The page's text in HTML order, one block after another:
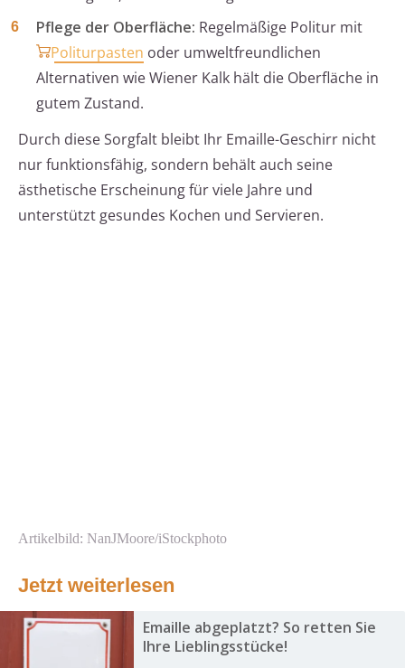
Pflege der Oberfläche: Regelmäßige Politur mit
Politurpasten oder umweltfreundlichen
Alternativen wie Wiener Kalk hält die Oberfläche in
gutem Zustand.
Durch diese Sorgfalt bleibt Ihr Emaille-Geschirr nicht
nur funktionsfähig, sondern behält auch seine
ästhetische Erscheinung für viele Jahre und
unterstützt gesundes Kochen und Servieren.
Artikelbild: NanJMoore/iStockphoto
Jetzt weiterlesen
Emaille abgeplatzt? So retten Sie
Ihre Lieblingsstücke!